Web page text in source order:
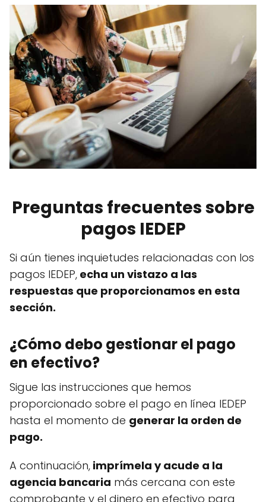
Preguntas frecuentes sobre
pagos IEDEP
Si aún tienes inquietudes relacionadas con los
pagos IEDEP, echa un vistazo a las
respuestas que proporcionamos en esta
sección.
¿Cómo debo gestionar el pago
en efectivo?
Sigue las instrucciones que hemos
proporcionado sobre el pago en línea IEDEP
hasta el momento de generar la orden de
pago.
A continuación, imprímela y acude a la
agencia bancaria más cercana con este
comprobante y el dinero en efectivo para